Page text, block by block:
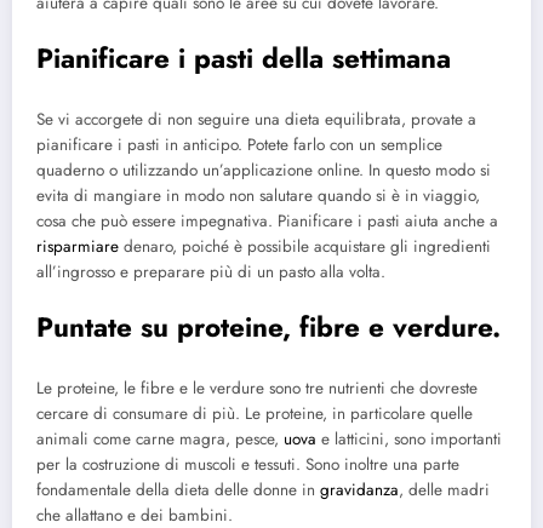
Pianificare i pasti della settimana
Se vi accorgete di non seguire una dieta equilibrata, provate a
pianificare i pasti in anticipo. Potete farlo con un semplice
quaderno o utilizzando un’applicazione online. In questo modo si
evita di mangiare in modo non salutare quando si è in viaggio,
cosa che può essere impegnativa. Pianificare i pasti aiuta anche a
risparmiare denaro, poiché è possibile acquistare gli ingredienti
all’ingrosso e preparare più di un pasto alla volta.
Puntate su proteine, fibre e verdure.
Le proteine, le fibre e le verdure sono tre nutrienti che dovreste
cercare di consumare di più. Le proteine, in particolare quelle
animali come carne magra, pesce, uova e latticini, sono importanti
per la costruzione di muscoli e tessuti. Sono inoltre una parte
fondamentale della dieta delle donne in gravidanza, delle madri
che allattano e dei bambini.